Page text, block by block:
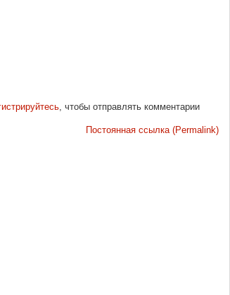
, чтобы отправлять комментарии
Постоянная ссылка (Permalink)